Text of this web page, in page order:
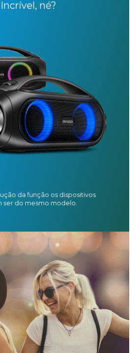
Incrível, né?
da função os dispositivos
ser do mesmo modelo.